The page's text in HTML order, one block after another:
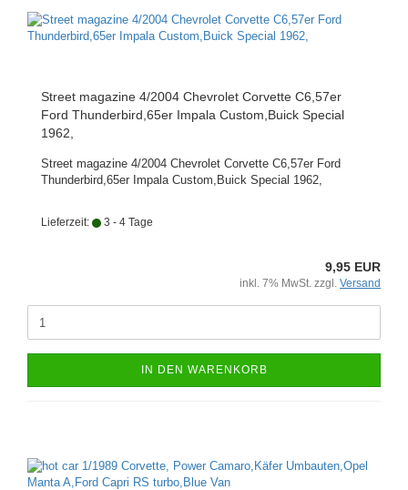
Street magazine 4/2004 Chevrolet Corvette C6,57er
Ford Thunderbird,65er Impala Custom,Buick Special
1962,
Street magazine 4/2004 Chevrolet Corvette C6,57er Ford
Thunderbird,65er Impala Custom,Buick Special 1962,
Lieferzeit: 3 - 4 Tage
9,95 EUR
inkl. 7% MwSt. zzgl. Versand
IN DEN WARENKORB